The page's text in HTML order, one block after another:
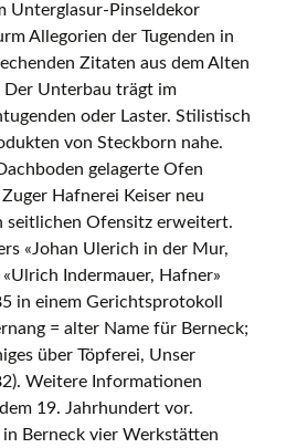
Unterglasur-Pinseldekor
Allegorien der Tugenden in
Zitaten aus dem Alten
Der Unterbau trägt im
oder Laster. Stilistisch
von Steckborn nahe.
gelagerte Ofen
Hafnerei Keiser neu
seitlichen Ofensitz erweitert.
«Johan Ulerich in der Mur,
Indermauer, Hafner»
in einem Gerichtsprotokoll
= alter Name für Berneck;
über Töpferei, Unser
Weitere Informationen
19. Jahrhundert vor.
Berneck vier Werkstätten